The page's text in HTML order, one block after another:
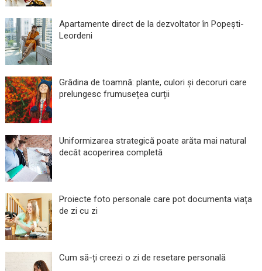
Apartamente direct de la dezvoltator în Popești-
Leordeni
Grădina de toamnă: plante, culori și decoruri care
prelungesc frumusețea curții
Uniformizarea strategică poate arăta mai natural
decât acoperirea completă
Proiecte foto personale care pot documenta viața
de zi cu zi
Cum să-ți creezi o zi de resetare personală